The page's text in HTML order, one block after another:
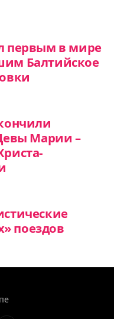
первым в мире
Балтийское
Марии –
поездов